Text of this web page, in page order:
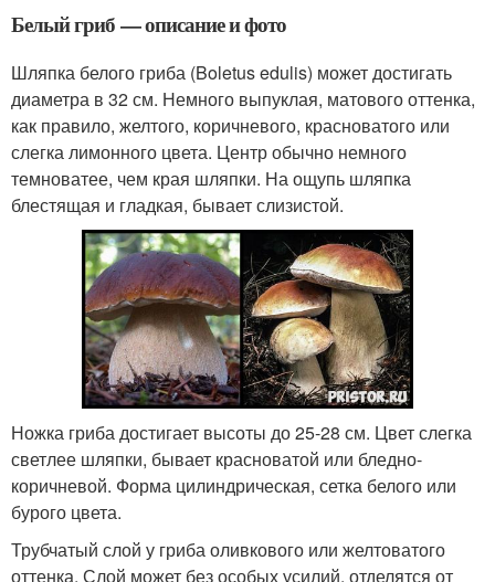
Белый гриб — описание и фото
Шляпка белого гриба (Boletus edulis) может достигать
диаметра в 32 см. Немного выпуклая, матового оттенка,
как правило, желтого, коричневого, красноватого или
слегка лимонного цвета. Центр обычно немного
темноватее, чем края шляпки. На ощупь шляпка
блестящая и гладкая, бывает слизистой.
Ножка гриба достигает высоты до 25-28 см. Цвет слегка
светлее шляпки, бывает красноватой или бледно-
коричневой. Форма цилиндрическая, сетка белого или
бурого цвета.
Трубчатый слой у гриба оливкового или желтоватого
оттенка. Слой может без особых усилий, отделятся от